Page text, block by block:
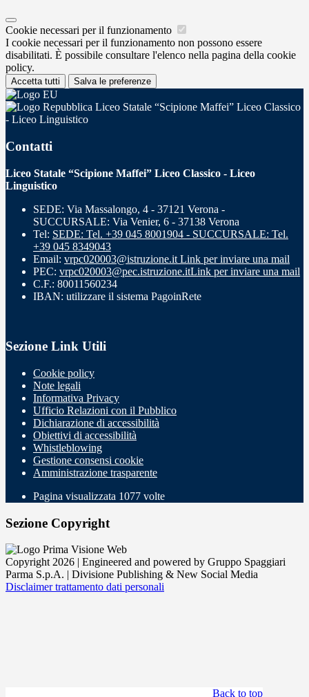
Cookie necessari per il funzionamento
I cookie necessari per il funzionamento non possono essere
disabilitati. È possibile consultare l'elenco nella pagina della cookie
policy.
Accetta tutti Salva le preferenze
Liceo Statale “Scipione Maffei” Liceo Classico
- Liceo Linguistico
Contatti
Liceo Statale “Scipione Maffei” Liceo Classico - Liceo
Linguistico
SEDE: Via Massalongo, 4 - 37121 Verona -
SUCCURSALE: Via Venier, 6 - 37138 Verona
Tel: SEDE: Tel. +39 045 8001904 - SUCCURSALE: Tel.
+39 045 8349043
Email: vrpc020003@istruzione.it Link per inviare una mail
PEC: vrpc020003@pec.istruzione.itLink per inviare una mail
C.F.: 80011560234
IBAN: utilizzare il sistema PagoinRete
Sezione Link Utili
Cookie policy
Note legali
Informativa Privacy
Ufficio Relazioni con il Pubblico
Dichiarazione di accessibilità
Obiettivi di accessibilità
Whistleblowing
Gestione consensi cookie
Amministrazione trasparente
Pagina visualizzata 1077 volte
Sezione Copyright
Copyright 2026 | Engineered and powered by Gruppo Spaggiari
Parma S.p.A. | Divisione Publishing & New Social Media
Disclaimer trattamento dati personali
Back to top